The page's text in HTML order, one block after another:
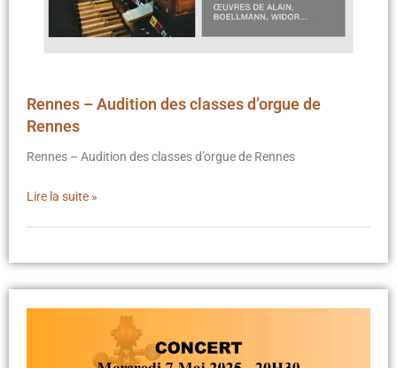
Rennes – Audition des classes d’orgue de
Rennes
Rennes – Audition des classes d’orgue de Rennes
Lire la suite »